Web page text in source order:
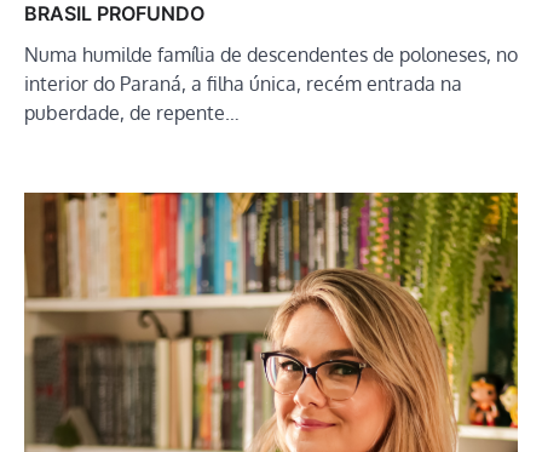
BRASIL PROFUNDO
Numa humilde família de descendentes de poloneses, no
interior do Paraná, a filha única, recém entrada na
puberdade, de repente…